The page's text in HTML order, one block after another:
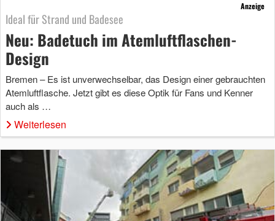
Anzeige
Ideal für Strand und Badesee
Neu: Badetuch im Atemluftflaschen-
Design
Bremen – Es ist unverwechselbar, das Design einer gebrauchten
Atemluftflasche. Jetzt gibt es diese Optik für Fans und Kenner
auch als …
Weiterlesen